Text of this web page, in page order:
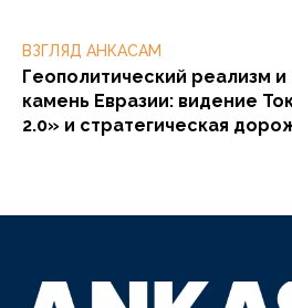
ВЗГЛЯД АНКАСАМ
Геополитический реализм и
камень Евразии: видение
2.0» и стратегическая